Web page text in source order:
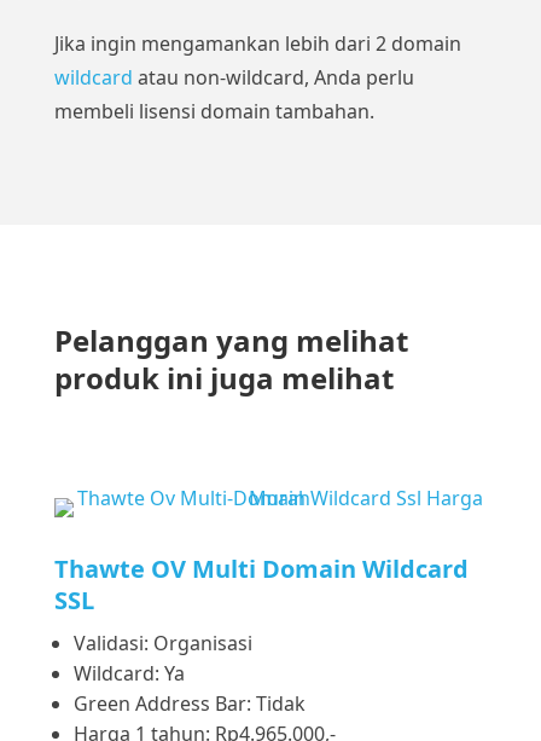
Jika ingin mengamankan lebih dari 2 domain
wildcard atau non-wildcard, Anda perlu
membeli lisensi domain tambahan.
Pelanggan yang melihat
produk ini juga melihat
Thawte OV Multi Domain Wildcard
SSL
Validasi: Organisasi
Wildcard: Ya
Green Address Bar: Tidak
Harga 1 tahun: Rp4.965.000,-